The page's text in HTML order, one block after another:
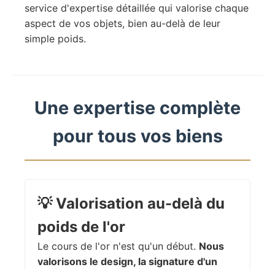
service d'expertise détaillée qui valorise chaque
aspect de vos objets, bien au-delà de leur
simple poids.
Une expertise complète
pour tous vos biens
💡Valorisation au-delà du
poids de l'or
Le cours de l'or n'est qu'un début. Nous
valorisons le design, la signature d'un